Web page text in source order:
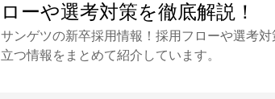
ローや選考対策を徹底解説！
サンゲツの新卒採用情報！採用フローや選考
立つ情報をまとめて紹介しています。